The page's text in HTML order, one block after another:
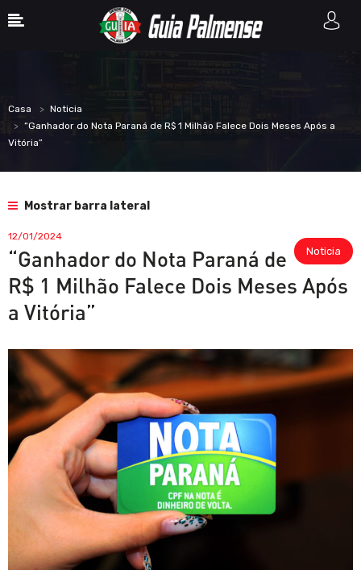
Casa
Noticia
“Ganhador do Nota Paraná de R$ 1 Milhão Falece Dois Meses Após a
Vitória”
Mostrar barra lateral
Noticia
12/01/2024
“Ganhador do Nota Paraná de
R$ 1 Milhão Falece Dois Meses Após
a Vitória”